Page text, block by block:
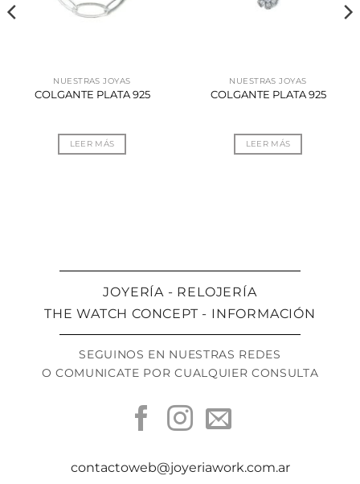
NUESTRAS JOYAS
COLGANTE PLATA 925
LEER MÁS
NUESTRAS JOYAS
COLGANTE PLATA 925
LEER MÁS
JOYERÍA - RELOJERÍA
THE WATCH CONCEPT - INFORMACIÓN
SEGUINOS EN NUESTRAS REDES
O COMUNICATE POR CUALQUIER CONSULTA
contactoweb@joyeriawork.com.ar